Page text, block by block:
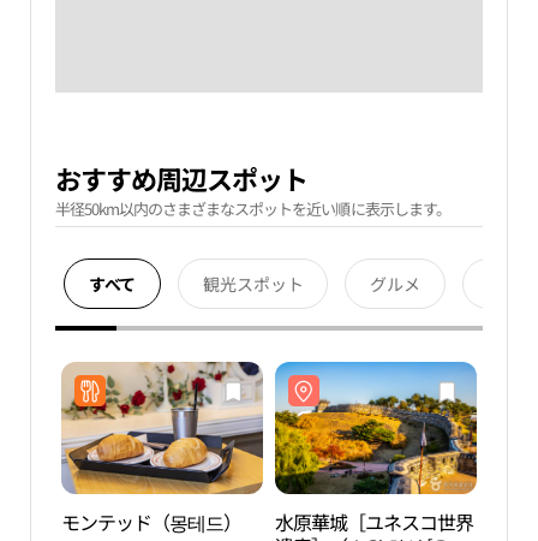
おすすめ周辺スポット
半径50km以内のさまざまなスポットを近い順に表示します。
すべて 観光スポット グルメ
モンテッド（몽테드）
水原華城［ユネスコ世界